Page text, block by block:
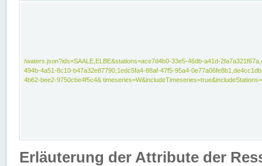
/waters.json?ids=SAALE,ELBE&stations=ace7d4b0-33e5-46db-a41d-
494b-4a51-8c10-b47a32e87790,1edc5fa4-88af-47f5-95a4-
4b62-bee2-9750cbe4f5c4&
Erläuterung der Attribute der